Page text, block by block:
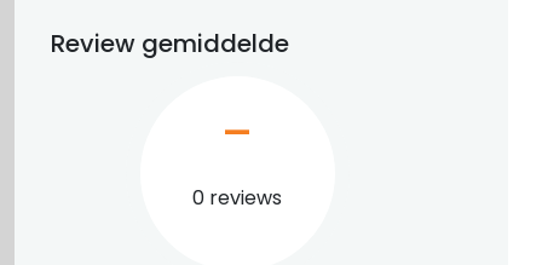
Review gemiddelde
0 reviews
–